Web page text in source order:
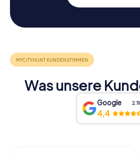
Was unsere
Google
4,4